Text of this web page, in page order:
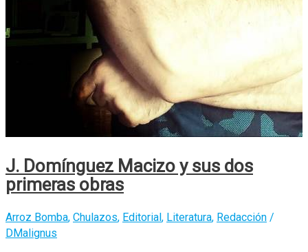
J. Domínguez Macizo y sus dos
primeras obras
Arroz Bomba, Chulazos, Editorial, Literatura, Redacción /
DMalignus